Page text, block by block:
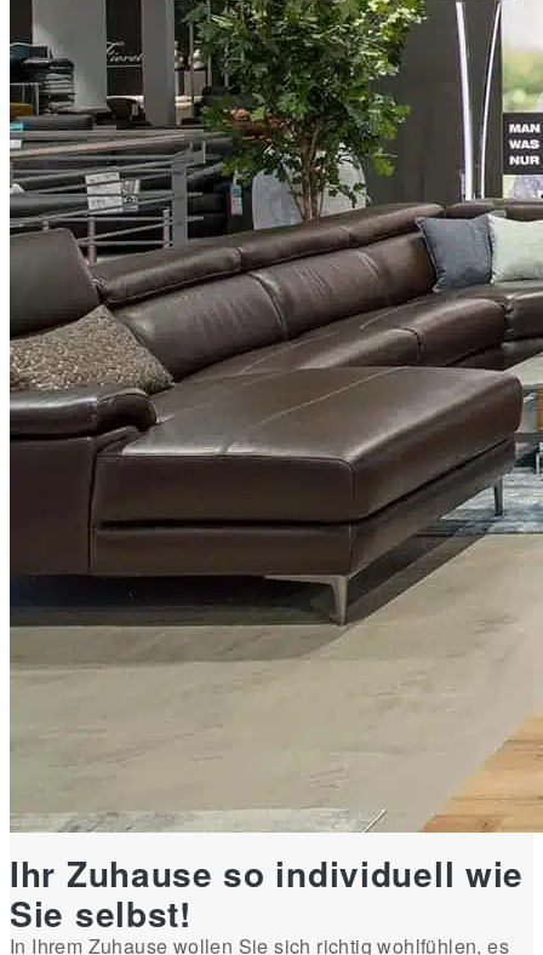
Ihr Zuhause so individuell wie
Sie selbst!
In Ihrem Zuhause wollen Sie sich richtig wohlfühlen, es